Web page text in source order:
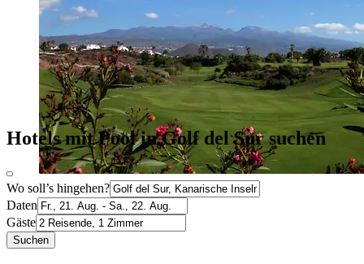
Hotels mit Pool in Golf del Sur suchen
Wo soll’s hingehen?
Daten
Gäste
Suchen